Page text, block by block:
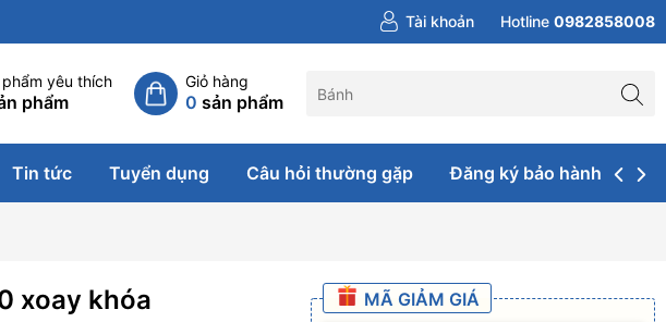
Tài khoản Hotline 0982858008
phẩm yêu thích
phẩm
Giỏ hàng
0 sản phẩm
Tin tức Tuyển dụng Câu hỏi thường gặp Đăng ký bảo hành & sửa
xoay khóa
MÃ GIẢM GIÁ